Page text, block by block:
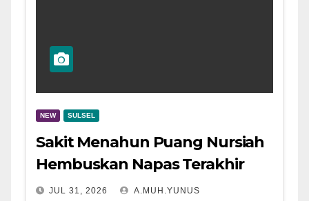
NEW SULSEL
Sakit Menahun Puang Nursiah
Hembuskan Napas Terakhir
JUL 31, 2026 A.MUH.YUNUS